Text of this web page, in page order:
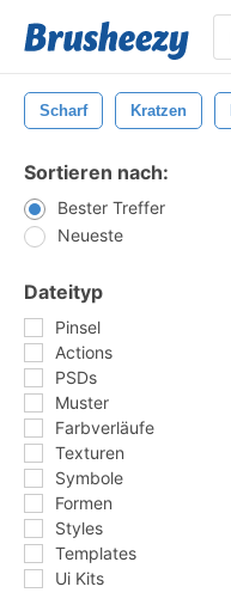
Scharf Kratzen
Sortieren nach:
Bester Treffer
Neueste
Dateityp
Pinsel
Actions
PSDs
Muster
Farbverläufe
Texturen
Symbole
Formen
Styles
Templates
Ui Kits